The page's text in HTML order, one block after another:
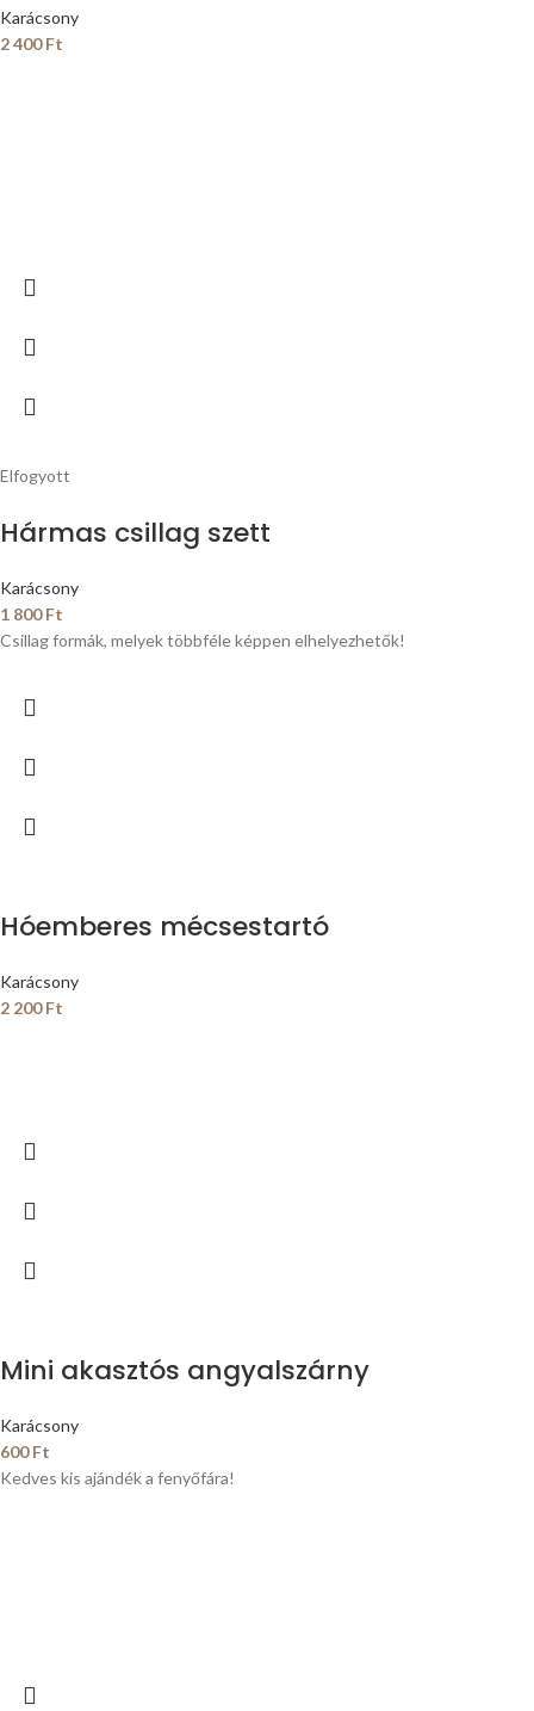
Karácsony
2 400Ft
Elfogyott
Hármas csillag szett
Karácsony
1 800Ft
Csillag formák, melyek többféle képpen elhelyezhetők!
Hóemberes mécsestartó
Karácsony
2 200Ft
Mini akasztós angyalszárny
Karácsony
600Ft
Kedves kis ajándék a fenyőfára!